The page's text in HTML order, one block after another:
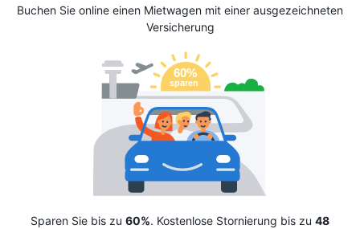
Buchen Sie online einen Mietwagen mit einer ausgezeichneten
Versicherung
Sparen Sie bis zu 60%. Kostenlose Stornierung bis zu 48